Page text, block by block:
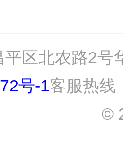
平区北农路2
号-1客服热
©